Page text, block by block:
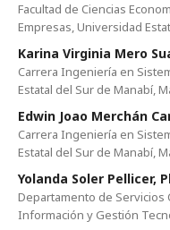
Facultad de Ciencias
Empresas, Universidad
Karina Virginia Mero
Carrera Ingeniería en
Estatal del Sur de Manabí,
Edwin Joao Merchán
Carrera Ingeniería en
Estatal del Sur de Manabí,
Yolanda Soler Pellicer,
Departamento de Servicios
Información y Gestión